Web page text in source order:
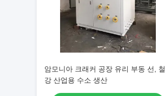
암모니아 크래커 공장 유리 부동 선, 철
강 산업용 수소 생산